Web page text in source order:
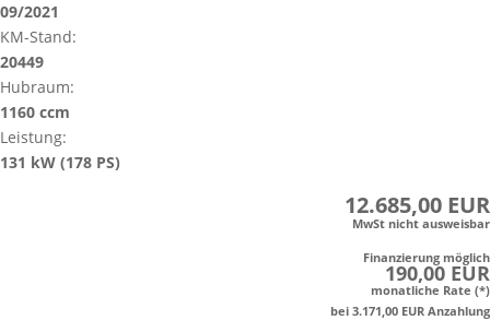
09/2021
KM-Stand:
20449
Hubraum:
1160 ccm
Leistung:
131 kW (178 PS)
12.685,00 EUR
MwSt nicht ausweisbar
Finanzierung möglich
190,00 EUR
monatliche Rate (*)
bei 3.171,00 EUR Anzahlung